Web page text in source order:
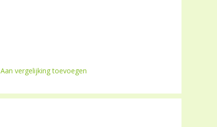
Aan vergelijking toevoegen